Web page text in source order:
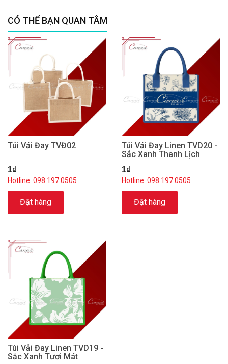
CÓ THỂ BẠN QUAN TÂM
Túi Vải Đay TVĐ02
1₫
Hotline: 098 197 0505
Đặt hàng
Túi Vải Đay Linen TVD20 -
Sắc Xanh Thanh Lịch
1₫
Hotline: 098 197 0505
Đặt hàng
Túi Vải Đay Linen TVD19 -
Sắc Xanh Tươi Mát